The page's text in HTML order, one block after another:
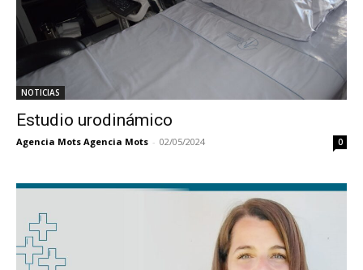
NOTICIAS
Estudio urodinámico
Agencia Mots Agencia Mots - 02/05/2024 0